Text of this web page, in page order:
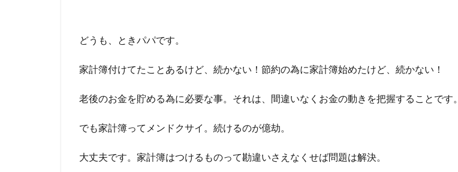
どうも、ときパパです。
家計簿付けてたことあるけど、続かない！節約の為に家計簿始めたけど、続かない！
老後のお金を貯める為に必要な事。それは、間違いなくお金の動きを把握することです。
でも家計簿ってメンドクサイ。続けるのが億劫。
大丈夫です。家計簿はつけるものって勘違いさえなくせば問題は解決。